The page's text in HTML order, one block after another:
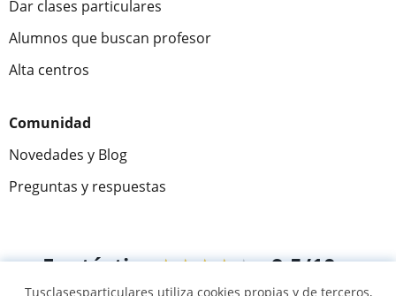
Dar clases particulares
Alumnos que buscan profesor
Alta centros
Comunidad
Novedades y Blog
Preguntas y respuestas
Fantástica★★★★★ 9,5/10
Tusclasesparticulares utiliza cookies propias y de terceros,